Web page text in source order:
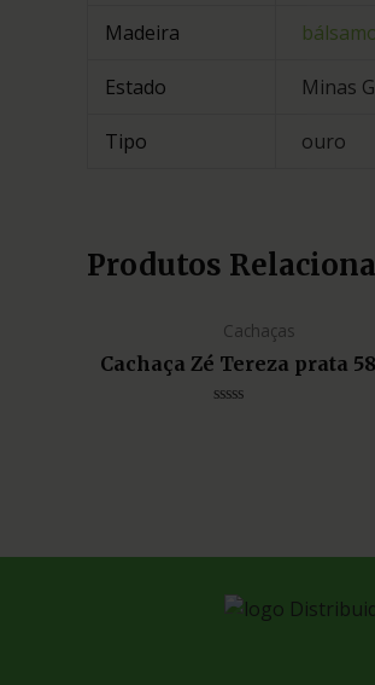
Madeira
Estado Minas
Tipo ouro
Produtos
Cachaças
Cachaça Zé Tereza prata